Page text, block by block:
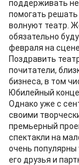
поддерживать
помогать
волнуют театр.
обязательно
февраля на
Поздравить
почитатели,
бизнеса, в том
Юбилейный
Однако уже с
своими
премьерный
спектакли на
очень популярны
его друзья и